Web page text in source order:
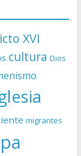
XVI
cultura Dios
migrantes